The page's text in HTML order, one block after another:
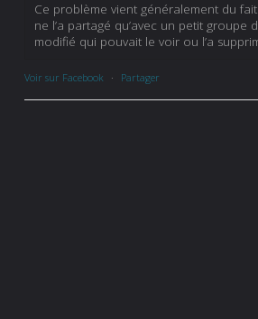
Ce problème vient généralement du
ne l’a partagé qu’avec un petit groupe
modifié qui pouvait le voir ou l’a
Voir sur Facebook · Partager